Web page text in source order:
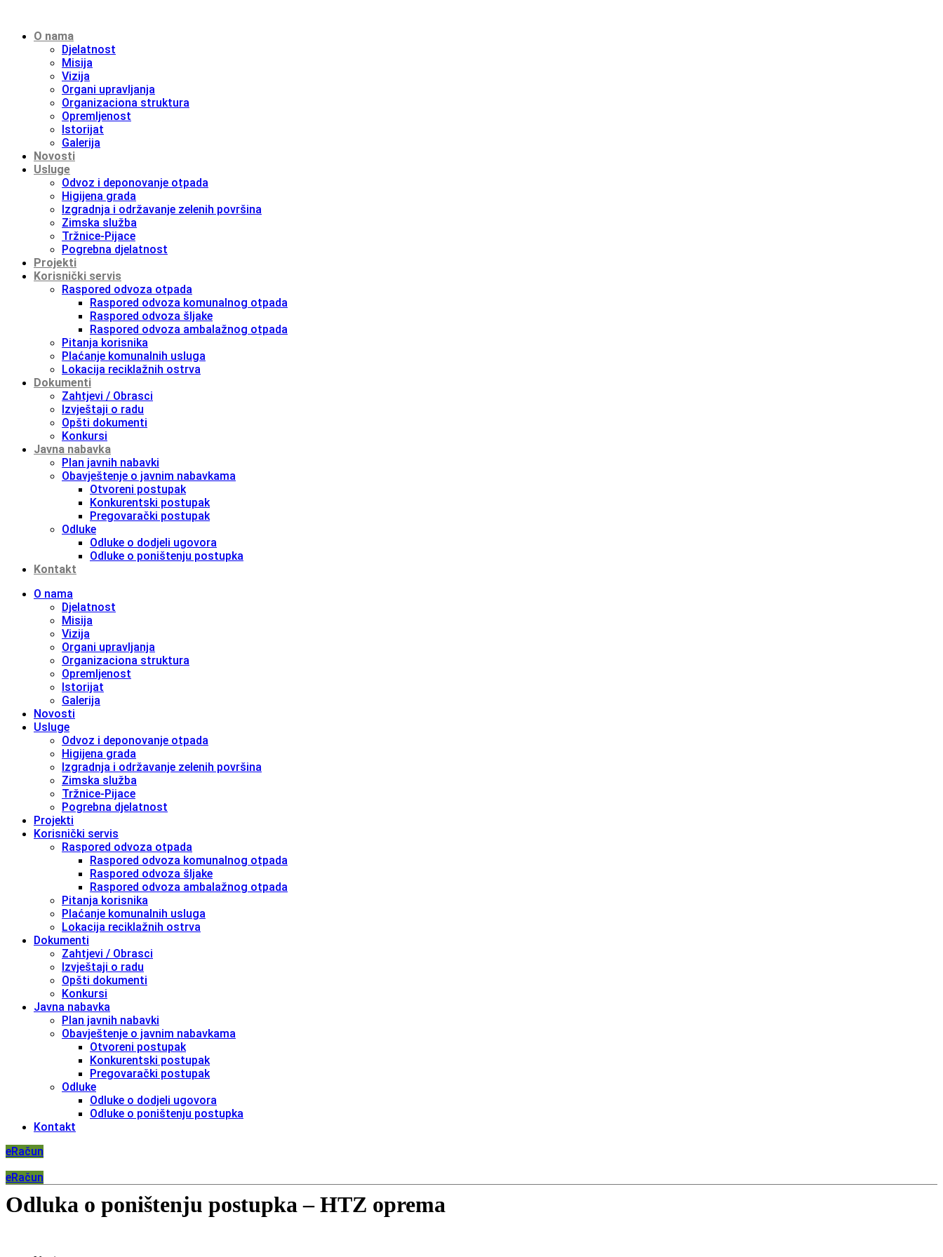
O nama
Djelatnost
Misija
Vizija
Organi upravljanja
Organizaciona struktura
Opremljenost
Istorijat
Galerija
Novosti
Usluge
Odvoz i deponovanje otpada
Higijena grada
Izgradnja i održavanje zelenih površina
Zimska služba
Tržnice-Pijace
Pogrebna djelatnost
Projekti
Korisnički servis
Raspored odvoza otpada
Raspored odvoza komunalnog otpada
Raspored odvoza šljake
Raspored odvoza ambalažnog otpada
Pitanja korisnika
Plaćanje komunalnih usluga
Lokacija reciklažnih ostrva
Dokumenti
Zahtjevi / Obrasci
Izvještaji o radu
Opšti dokumenti
Konkursi
Javna nabavka
Plan javnih nabavki
Obavještenje o javnim nabavkama
Otvoreni postupak
Konkurentski postupak
Pregovarački postupak
Odluke
Odluke o dodjeli ugovora
Odluke o poništenju postupka
Kontakt
O nama
Djelatnost
Misija
Vizija
Organi upravljanja
Organizaciona struktura
Opremljenost
Istorijat
Galerija
Novosti
Usluge
Odvoz i deponovanje otpada
Higijena grada
Izgradnja i održavanje zelenih površina
Zimska služba
Tržnice-Pijace
Pogrebna djelatnost
Projekti
Korisnički servis
Raspored odvoza otpada
Raspored odvoza komunalnog otpada
Raspored odvoza šljake
Raspored odvoza ambalažnog otpada
Pitanja korisnika
Plaćanje komunalnih usluga
Lokacija reciklažnih ostrva
Dokumenti
Zahtjevi / Obrasci
Izvještaji o radu
Opšti dokumenti
Konkursi
Javna nabavka
Plan javnih nabavki
Obavještenje o javnim nabavkama
Otvoreni postupak
Konkurentski postupak
Pregovarački postupak
Odluke
Odluke o dodjeli ugovora
Odluke o poništenju postupka
Kontakt
eRačun
eRačun
Odluka o poništenju postupka – HTZ oprema